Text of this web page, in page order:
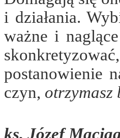
i działania.
ważne i
postanowienie
czyn, otrzymasz
ks. Józef